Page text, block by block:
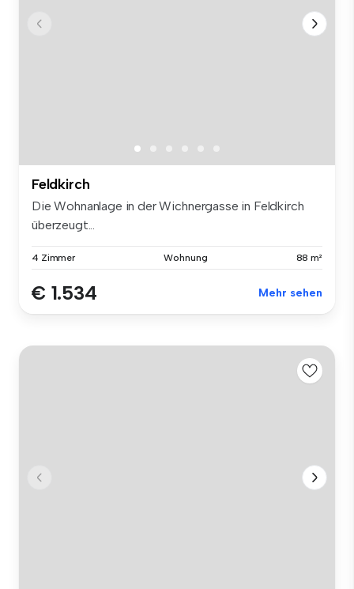
Feldkirch
Die Wohnanlage in der Wichnergasse in Feldkirch
überzeugt...
4 Zimmer Wohnung 88 m²
€ 1.534 Mehr sehen